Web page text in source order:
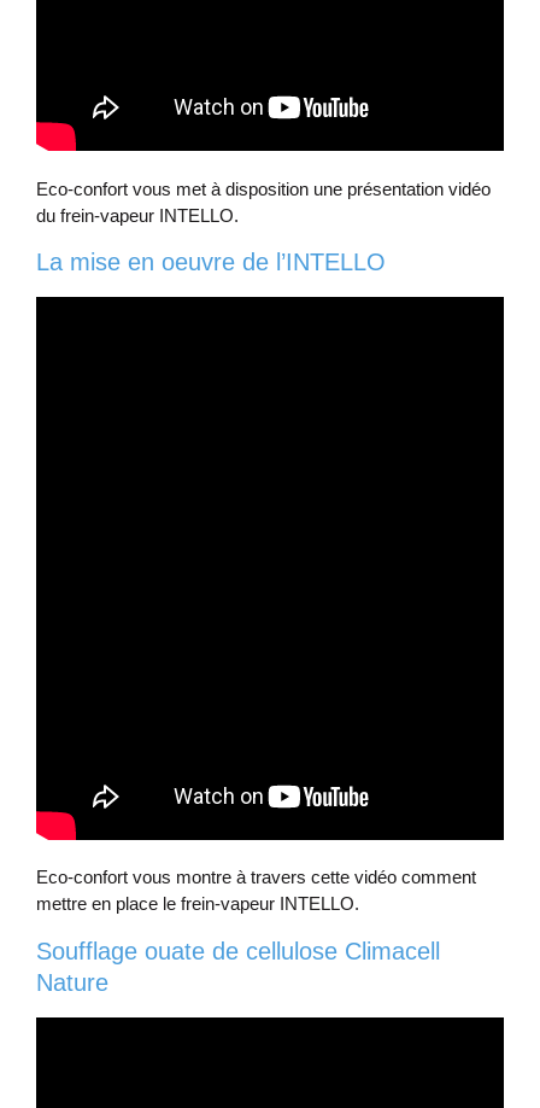
Eco-confort vous met à disposition une présentation vidéo
du frein-vapeur INTELLO.
La mise en oeuvre de l’INTELLO
Eco-confort vous montre à travers cette vidéo comment
mettre en place le frein-vapeur INTELLO.
Soufflage ouate de cellulose Climacell
Nature